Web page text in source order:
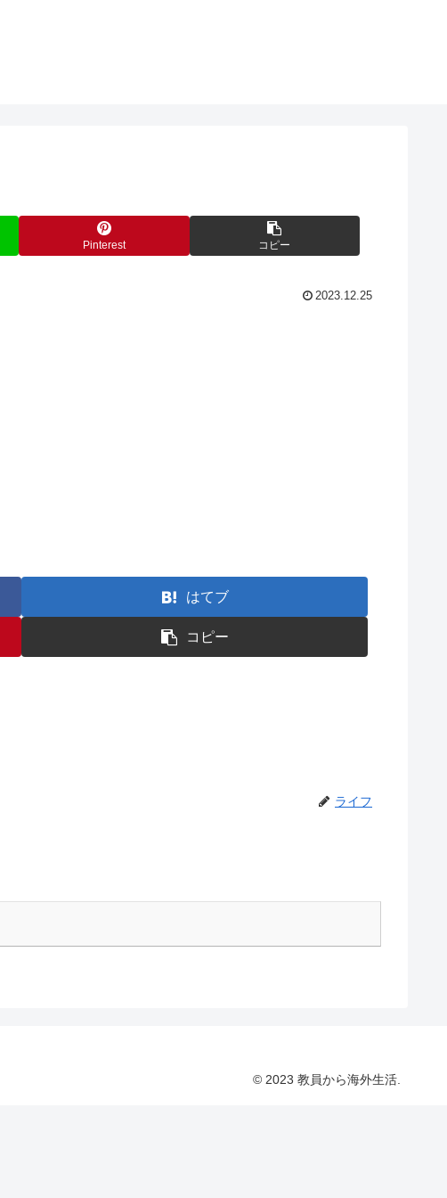
Pinterest コピー
2023.12.25
はてブ
コピー
ライフ
© 2023 教員から海外生活.